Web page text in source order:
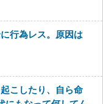
行為レス。原因は
こしたり、自ら命